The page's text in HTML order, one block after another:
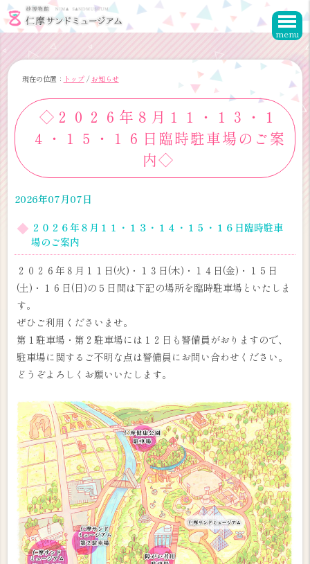
このページの本文へ
menu
現在の位置： トップ/ お知らせ
◇２０２６年８月１１・１３・１
４・１５・１６日臨時駐車場のご案
内◇
2026年07月07日
２０２６年８月１１・１３・１４・１５・１６日臨時駐車
場のご案内
２０２６年８月１１日(火)・１３日(木)・１４日(金)・１５日
(土)・１６日(日)の５日間は下記の場所を臨時駐車場といたしま
す。
ぜひご利用くださいませ。
第１駐車場・第２駐車場には１２日も警備員がおりますので、
駐車場に関するご不明な点は警備員にお問い合わせください。
どうぞよろしくお願いいたします。